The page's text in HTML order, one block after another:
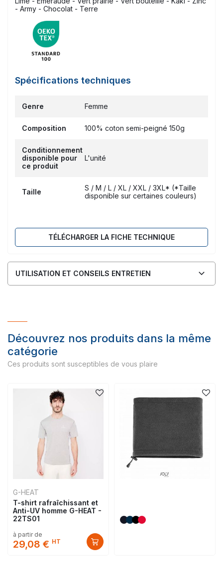
- Army - Chocolat - Terre
Spécifications techniques
Genre Femme
Composition 100% coton semi-peigné 150g
Conditionnement
disponible pour
ce produit
L'unité
Taille
S / M / L / XL / XXL / 3XL* (*Taille
disponible sur certaines couleurs)
TÉLÉCHARGER LA FICHE TECHNIQUE
UTILISATION ET CONSEILS ENTRETIEN
Découvrez nos produits dans la même
catégorie
Ces produits sont susceptibles de vous plaire
G-HEAT
T-shirt rafraîchissant et
Anti-UV homme G-HEAT -
22TS01
à partir de
29,08 € HT